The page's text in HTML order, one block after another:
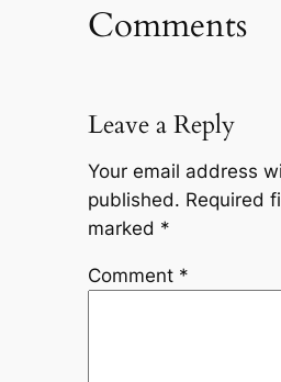
Comments
Leave a Reply
Your email address
published. Required
marked *
Comment *